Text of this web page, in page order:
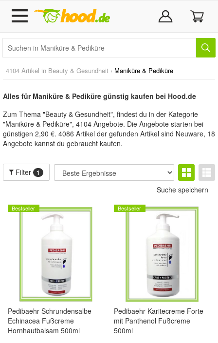
4104 Artikel in Beauty & Gesundheit › Maniküre & Pediküre
Alles für Maniküre & Pediküre günstig kaufen bei Hood.de
Zum Thema "Beauty & Gesundheit", findest du in der Kategorie
"Maniküre & Pediküre", 4104 Angebote. Die Angebote starten bei
günstigen 2,90 €. 4086 Artikel der gefunden Artikel sind Neuware, 18
Angebote kannst du gebraucht kaufen.
Filter 1
Suche speichern
Bestseller
Pedibaehr Schrundensalbe
Echinacea Fußcreme
Hornhautbalsam 500ml
Bestseller
Pedibaehr Karitecreme Forte
mit Panthenol Fußcreme
500ml